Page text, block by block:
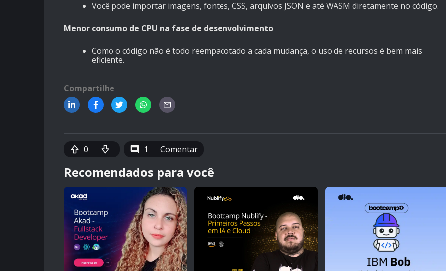
Você pode importar imagens, fontes, CSS, arquivos JSON e até WASM diretamente no código.
Menor consumo de CPU na fase de desenvolvimento
Como o código não é todo reempacotado a cada mudança, o uso de recursos é bem mais
eficiente.
Compartilhe
0 1 Comentar
Recomendados para você